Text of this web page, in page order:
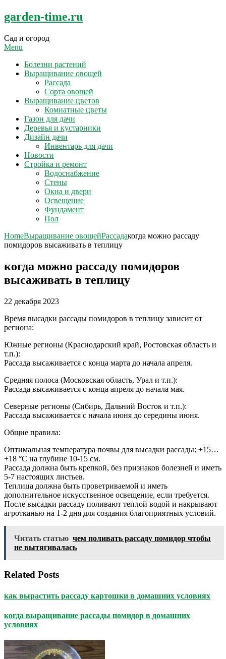
Skip
to
garden-time.ru
Сад и огород
Menu
Болезни растений
Выращивание овощей
Рассада
Сорта овощей
Выращивание цветов
Комнатные цветы
Газон для дачи
Деревья и кустарники
Дизайн дачи
Инвентарь для дачи
Новости
Стройка и ремонт
Водоснабжение
Стены
Окна и двери
Освещение
Фундамент
Пол
HomeВыращивание овощейРассадакогда можно рассаду
помидоров высаживать в теплицу
когда можно рассаду помидоров
высаживать в теплицу
22 декабря 2023
Время высадки рассады помидоров в теплицу зависит от
региона:
Южные регионы (Краснодарский край, Ростовская область и
т.п.):
Рассада высаживается с конца марта до начала апреля.
Средняя полоса (Московская область, Урал и т.п.):
Рассада высаживается с конца апреля до начала мая.
Северные регионы (Сибирь, Дальний Восток и т.п.):
Рассада высаживается с начала июня до середины июня.
Общие правила:
Оптимальная температура почвы для высадки рассады: +15…
+18 °C на глубине 10-15 см.
Рассада должна быть крепкой, без признаков болезней и иметь
5-7 настоящих листьев.
Теплица должна быть проветриваемой и иметь
дополнительное искусственное освещение, если требуется.
После высадки рассаду поливают теплой водой и накрывают
агротканью на 1-2 дня для создания благоприятных условий.
Читать статью чем поливать рассаду помидор чтобы
не вытягивалась
Related Posts
как вырастить рассаду картошки в домашних условиях
когда выращивание рассады помидор в домашних
условиях